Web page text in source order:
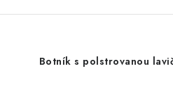
Botník s polstrovanou